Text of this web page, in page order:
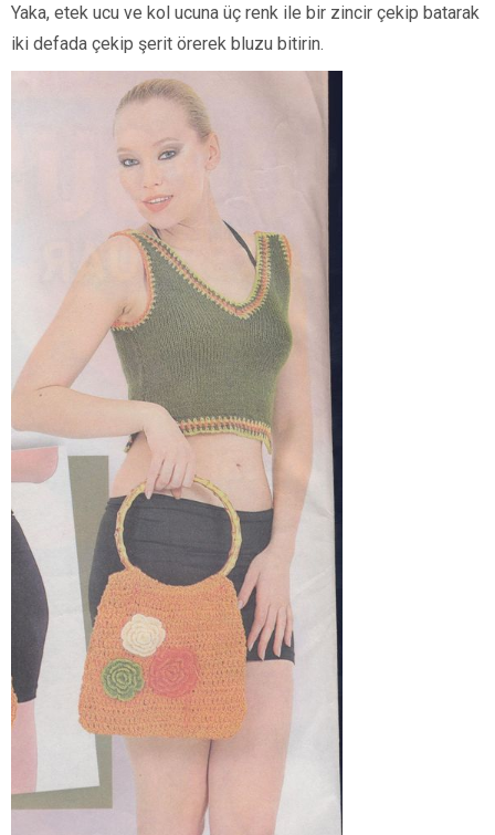
Yaka, etek ucu ve kol ucuna üç renk ile bir zincir çekip batarak
iki defada çekip şerit örerek bluzu bitirin.